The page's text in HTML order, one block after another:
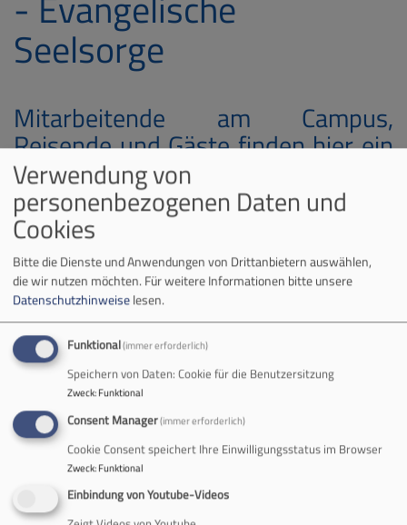
Seelsorge
Mitarbeitende am Campus,
Reisende und Gäste finden hier ein
offenes Ohr für ihre Sorgen, ihr Leid
oder Glück, erhalten Unterstützung
bei der Klärung von Problemen,
haben Gelegenheit in der
Christophoruskapelle oder im
Raum für Gebet und Stille, zur Ruhe
zu kommen, eine Atempause
einzulegen. Auch in
seelsorgerischen Notfällen sind wir
für Sie da. Ebenso, wenn es um eine
Taufe oder Trauung am Flughafen
Verwendung von
personenbezogenen Daten und
Cookies
Bitte die Dienste und Anwendungen von Drittanbietern auswählen,
die wir nutzen möchten.Für weitere Informationen bitte unsere
Datenschutzhinweiselesen.
Funktional(immer erforderlich)
Speichern von Daten: Cookie für die Benutzersitzung
Zweck:Funktional
Consent Manager(immer erforderlich)
Cookie Consent speichert Ihre Einwilligungsstatus im Browser
Zweck:Funktional
Einbindung von Youtube-Videos